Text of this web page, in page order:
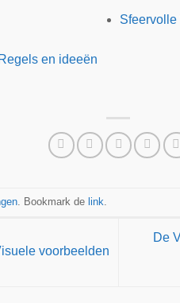
en ideeën
Sfeervolle
. Bookmark de link
voorbeelden
De